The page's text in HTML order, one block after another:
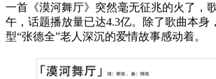
一首《漠河舞厅》突然毫无征兆的火了，
午，话题播放量已达4.3亿。除了歌曲本身
型“张德全”老人深沉的爱情故事感动着。